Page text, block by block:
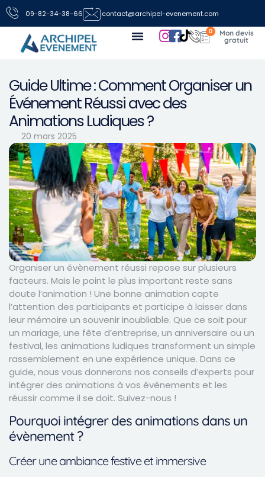
09-82-34-38-66 contact@archipel-evenement.com
0
Guide Ultime : Comment Organiser un
Événement Réussi avec des
Animations Ludiques ?
20 mars 2025
Organiser un évènement réussi repose sur plusieurs
facteurs. Mais le point le plus important reste sans
doute l’animation ! Une bonne animation capte
l’attention des participants et participe à laisser dans
leur mémoire un souvenir inoubliable. Que ce soit pour
un mariage,une fête d’entreprise, un anniversaire ou un
festival, les animations ludiques transforment un simple
rassemblement en une expérience unique. Dans ce
guide, nous vous donnerons nos conseils d’experts pour
intégrer des animations à vos évènements et les
réussir comme il se doit. Suivez-nous !
Pourquoi intégrer des animations dans un
évènement ?
Créer une ambiance festive et immersive